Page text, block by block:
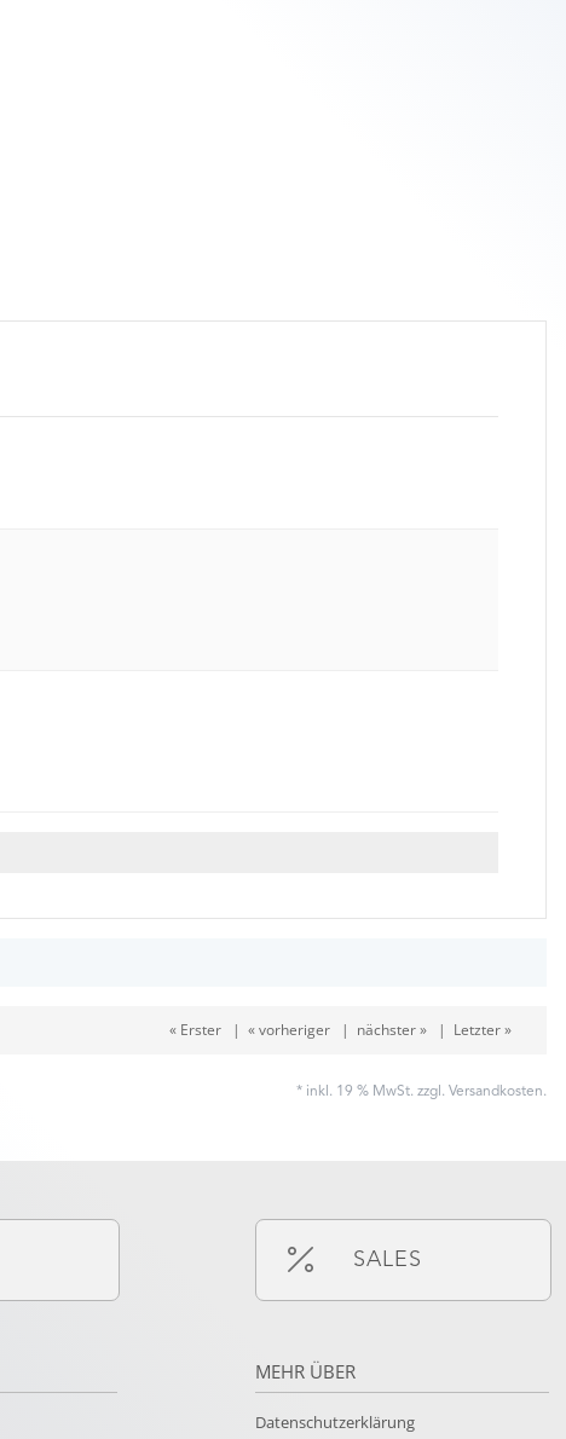
« Erster| « vorheriger| nächster »| Letzter »
* inkl. 19 % MwSt. zzgl. Versandkosten.
SALES
MEHR ÜBER
Datenschutzerklärung